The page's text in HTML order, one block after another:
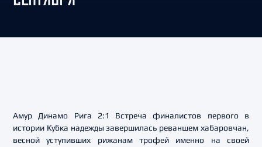
Амур Динамо Рига 2:1 Встреча финалистов первого в
истории Кубка надежды завершилась реваншем хабаровчан,
весной уступивших рижанам трофей именно на своей